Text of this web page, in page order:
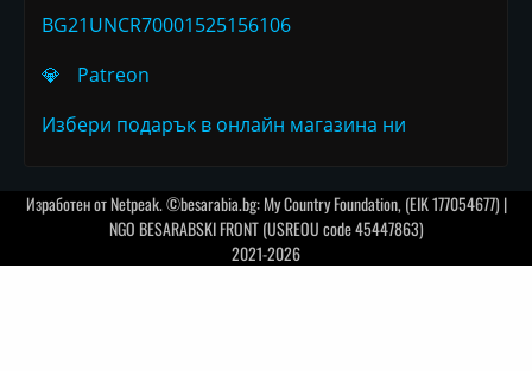
BG21UNCR70001525156106
💎
Patreon
Избери подарък в онлайн магазина ни
Изработен отNetpeak. ©besarabia.bg: My Country Foundation, (EIK 177054677) |
NGO BESARABSKI FRONT (USREOU code 45447863)
2021-2026